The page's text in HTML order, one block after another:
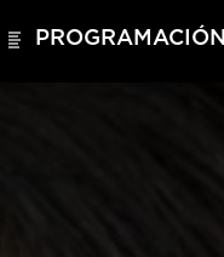
PROGRAMACIÓN